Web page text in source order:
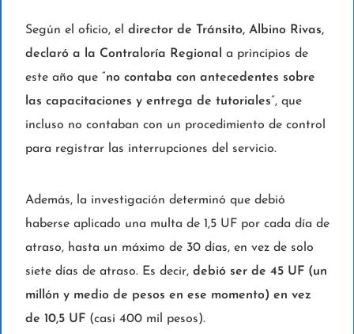
Según el oficio, el director de Tránsito, Albino Rivas,
declaró a la Contraloría Regional a principios de
este año que “no contaba con antecedentes sobre
las capacitaciones y entrega de tutoriales”, que
incluso no contaban con un procedimiento de control
para registrar las interrupciones del servicio.
Además, la investigación determinó que debió
haberse aplicado una multa de 1,5 UF por cada día de
atraso, hasta un máximo de 30 días, en vez de solo
siete días de atraso. Es decir, debió ser de 45 UF (un
millón y medio de pesos en ese momento) en vez
de 10,5 UF (casi 400 mil pesos).